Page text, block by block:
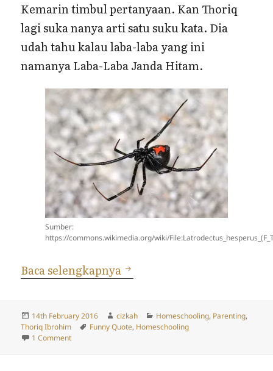
Kemarin timbul pertanyaan. Kan Thoriq
lagi suka nanya arti satu suku kata. Dia
udah tahu kalau laba-laba yang ini
namanya Laba-Laba Janda Hitam.
Sumber:
https://commons.wikimedia.org/wiki/
Baca selengkapnya Janda…
Posted
on
14th February 2016 Author
cizkah Categories
Homeschooling, Parenting,
Thoriq Ibrohim
Tags
Funny Quote, Homeschooling
1 Commenton Janda…